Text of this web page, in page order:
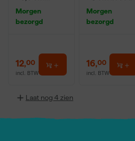
Morgen
bezorgd
12,00
incl. BTW
Morgen
bezorgd
16,00
incl. BTW
Laat nog 4 zien